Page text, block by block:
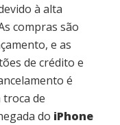
à alta
compras são
e as
de crédito e
é
de
do iPhone